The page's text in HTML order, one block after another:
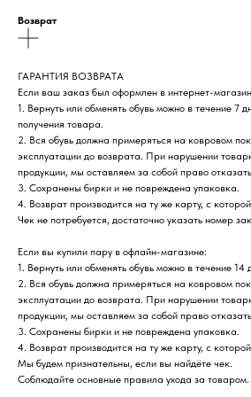
Возврат
ГАРАНТИЯ ВОЗВРАТА
Если ваш заказ был оформлен в интернет-
1. Вернуть или обменять обувь можно в течение 7
получения товара.
2. Вся обувь должна примеряться на ковровом
эксплуатации до возврата. При нарушении
продукции, мы оставляем за собой право
3. Сохранены бирки и не повреждена упаковка.
4. Возврат производится на ту же карту, с
Чек не потребуется, достаточно указать номер
Если вы купили пару в офлайн-магазине:
1. Вернуть или обменять обувь можно в течение 14
2. Вся обувь должна примеряться на ковровом
эксплуатации до возврата. При нарушении
продукции, мы оставляем за собой право
3. Сохранены бирки и не повреждена упаковка.
4. Возврат производится на ту же карту, с
Мы будем признательны, если вы найдёте чек.
Соблюдайте основные правила ухода за товаром.